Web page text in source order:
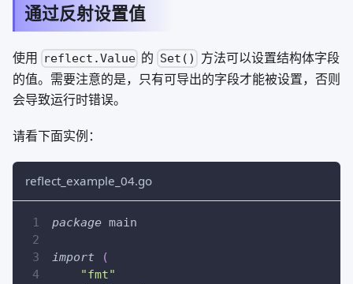
通过反射设置值
使用 reflect.Value 的 Set()
方法可以设置结构体字段
的值。需要注意的是，只有可导出的字段才能被设置，否则
会导致运行时错误。
请看下面实例：
reflect_example_04.go
package main
import
(
"fmt"